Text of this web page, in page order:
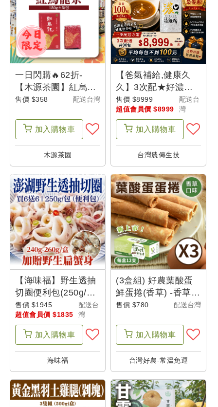
的
折
價
券
我
的
收
超
值
會
員
訂
閱
超
值
會
員
驗
帳
戶
一日閃購🔥62折-
【木源茶園】紅烏龍
茶(150g/包)-城鄉特
售價 $358 配送台灣
加入 購物車
木源茶園
【爸氣補給,健康久
久】3次配★好濃黑羽
放山土雞滴雞精(30
包/次)(共3次配。總
共90包) - 父是山【限
量100組】
售價 $8999
超值會員價 $8999
配送台
灣
加入 購物車
台灣農傳生技
【海味福】野生透抽
切圈便利包(250g/包
)(12包組)加贈野生扁
蟹身(240g-260g)1盒
售價 $1945
超值會員價 $1835
配送台
灣
加入 購物車
海味福
(3盒組) 好農葉酸蛋
鮮蛋捲(香草) -香草派
對
售價 $780 配送台灣
加入 購物車
台灣好農-常溫免運